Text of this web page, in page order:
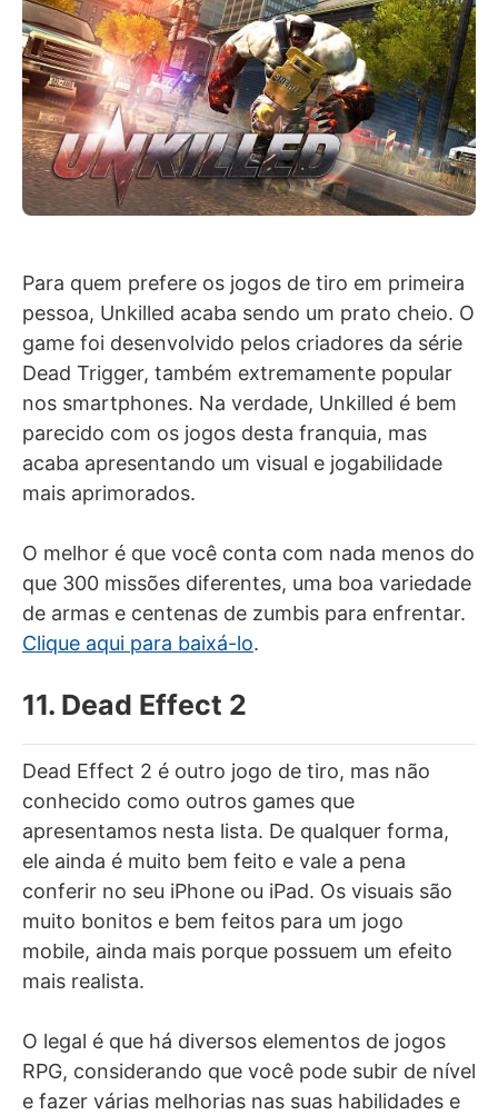
Para quem prefere os jogos de tiro em primeira
pessoa, Unkilled acaba sendo um prato cheio. O
game foi desenvolvido pelos criadores da série
Dead Trigger, também extremamente popular
nos smartphones. Na verdade, Unkilled é bem
parecido com os jogos desta franquia, mas
acaba apresentando um visual e jogabilidade
mais aprimorados.
O melhor é que você conta com nada menos do
que 300 missões diferentes, uma boa variedade
de armas e centenas de zumbis para enfrentar.
Clique aqui para baixá-lo.
11. Dead Effect 2
Dead Effect 2 é outro jogo de tiro, mas não
conhecido como outros games que
apresentamos nesta lista. De qualquer forma,
ele ainda é muito bem feito e vale a pena
conferir no seu iPhone ou iPad. Os visuais são
muito bonitos e bem feitos para um jogo
mobile, ainda mais porque possuem um efeito
mais realista.
O legal é que há diversos elementos de jogos
RPG, considerando que você pode subir de nível
e fazer várias melhorias nas suas habilidades e